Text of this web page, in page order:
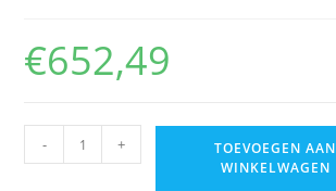
€652,49
- +
TOEVOEGEN AAN
WINKELWAGEN